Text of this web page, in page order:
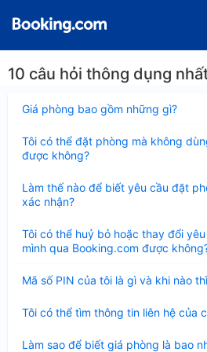
10 câu hỏi thông dụng
Giá phòng bao gồm những gì?
thu
Tôi có thể đặt phòng mà không
được không?
thu
gọn
Làm thế nào để biết yêu cầu đặt
xác nhận?
thu
gọn
Tôi có thể huỷ bỏ hoặc thay đổi
mình qua Booking.com được
thu
gọn
Mã số PIN của tôi là gì và khi nào
thu
Tôi có thể tìm thông tin liên hệ của
thu
Làm sao để biết giá phòng là bao
thu